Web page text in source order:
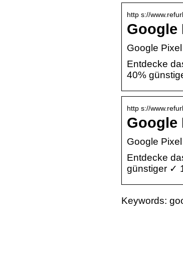
http s://
Google
Google
Entdecke
40%
http s://
Google
Google
Entdecke
günstiger ✓
Keywords: